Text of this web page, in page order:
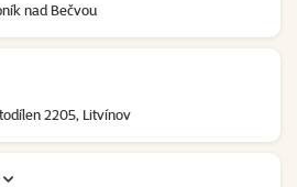
nad Bečvou
2205, Litvínov